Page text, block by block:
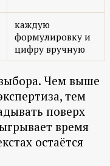
каждую
формулировку и
цифру вручную
Чем выше
тем
поверх
время
остаётся